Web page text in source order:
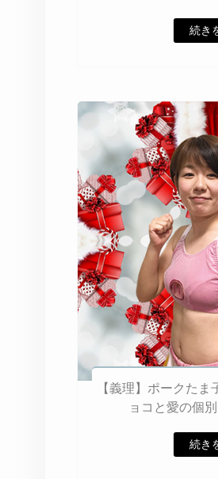
続き
【義理】ポークた
ョコと愛の個
続き